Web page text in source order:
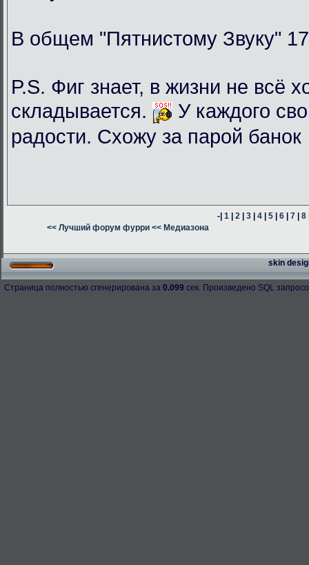
В общем "Пятнистому Звуку"
P.S. Фиг знает, в жизни не всё
складывается.
У каждого
радости. Схожу за парой банок
-|1 |2 |3 |4 |5 |6 |7 |8
<< Лучший форум фурри << Медиазона
skin
Страница полностью сгенерирована за 0.099 сек. Произведено SQL